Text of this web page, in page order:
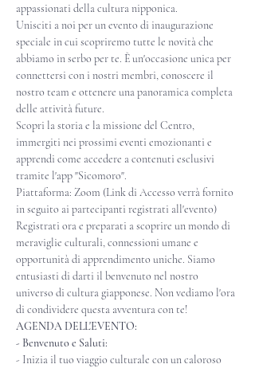
appassionati della cultura nipponica.
Unisciti a noi per un evento di inaugurazione
speciale in cui scopriremo tutte le novità che
abbiamo in serbo per te. È un'occasione unica per
connettersi con i nostri membri, conoscere il
nostro team e ottenere una panoramica completa
delle attività future.
Scopri la storia e la missione del Centro,
immergiti nei prossimi eventi emozionanti e
apprendi come accedere a contenuti esclusivi
tramite l'app "Sicomoro".
Piattaforma: Zoom (Link di Accesso verrà fornito
in seguito ai partecipanti registrati all'evento)
Registrati ora e preparati a scoprire un mondo di
meraviglie culturali, connessioni umane e
opportunità di apprendimento uniche. Siamo
entusiasti di darti il benvenuto nel nostro
universo di cultura giapponese. Non vediamo l'ora
di condividere questa avventura con te!
AGENDA DELL'EVENTO:
- Benvenuto e Saluti:
- Inizia il tuo viaggio culturale con un caloroso